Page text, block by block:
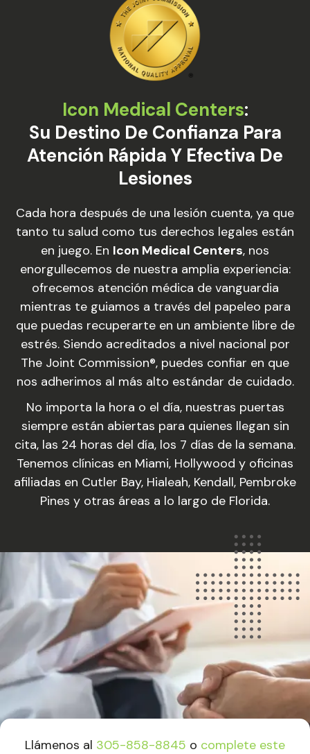
Icon Medical Centers:
Su Destino De Confianza Para
Atención Rápida Y Efectiva De
Lesiones
Cada hora después de una lesión cuenta, ya que
tanto tu salud como tus derechos legales están
en juego. En Icon Medical Centers, nos
enorgullecemos de nuestra amplia experiencia:
ofrecemos atención médica de vanguardia
mientras te guiamos a través del papeleo para
que puedas recuperarte en un ambiente libre de
estrés. Siendo acreditados a nivel nacional por
The Joint Commission®, puedes confiar en que
nos adherimos al más alto estándar de cuidado.
No importa la hora o el día, nuestras puertas
siempre están abiertas para quienes llegan sin
cita, las 24 horas del día, los 7 días de la semana.
Tenemos clínicas en Miami, Hollywood y oficinas
afiliadas en Cutler Bay, Hialeah, Kendall, Pembroke
Pines y otras áreas a lo largo de Florida.
Llámenos al 305-858-8845 o complete este